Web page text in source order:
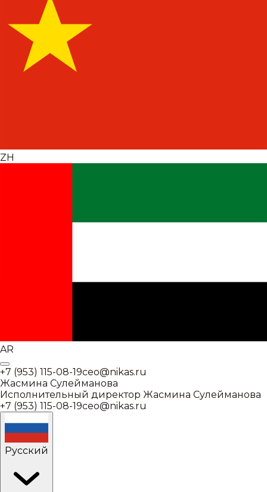
ZH
AR
+7 (953) 115-08-19ceo@nikas.ru
Жасмина Сулейманова
Исполнительный директор Жасмина Сулейманова
+7 (953) 115-08-19ceo@nikas.ru
Русский